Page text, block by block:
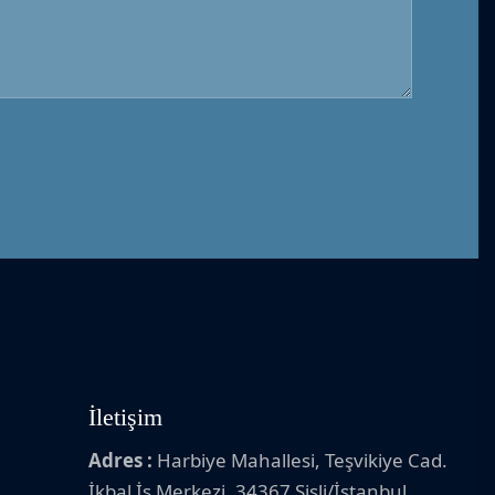
İletişim
Adres : Harbiye Mahallesi, Teşvikiye Cad.